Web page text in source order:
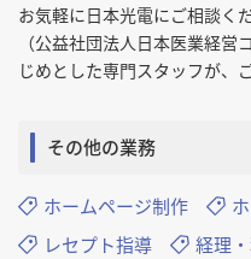
お気軽に日本光電にご相談く
（公益社団法人日本医業経
じめとした専門スタッフが、
その他の業務
ホームページ制作
レセプト指導
経理